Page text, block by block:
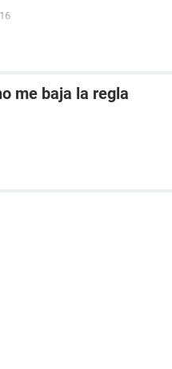
me baja la regla